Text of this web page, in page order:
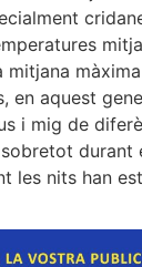
en aquest
i mig de
durant
les nits han